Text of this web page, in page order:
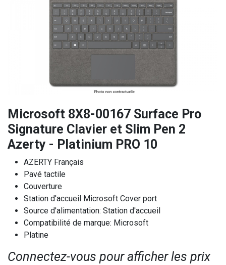
Microsoft 8X8-00167 Surface Pro
Signature Clavier et Slim Pen 2
Azerty - Platinium PRO 10
AZERTY Français
Pavé tactile
Couverture
Station d'accueil Microsoft Cover port
Source d'alimentation: Station d'accueil
Compatibilité de marque: Microsoft
Platine
Connectez-vous pour afficher les prix​